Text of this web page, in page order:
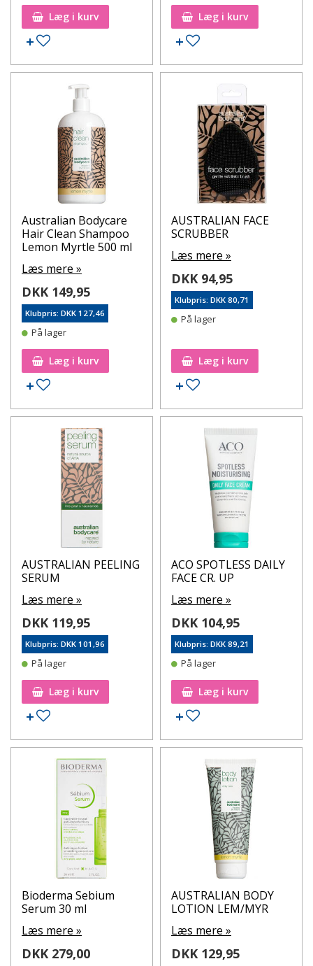
Læg i kurv
Tilføj til ønskeseddel
Læg i kurv
Tilføj til ønskeseddel
Australian Bodycare
Hair Clean Shampoo
Lemon Myrtle 500 ml
Læs mere »
DKK 149,95
Klubpris: DKK 127,46
På lager
Læg i kurv
Tilføj til ønskeseddel
AUSTRALIAN FACE
SCRUBBER
Læs mere »
DKK 94,95
Klubpris: DKK 80,71
På lager
Læg i kurv
Tilføj til ønskeseddel
AUSTRALIAN PEELING
SERUM
Læs mere »
DKK 119,95
Klubpris: DKK 101,96
På lager
Læg i kurv
Tilføj til ønskeseddel
ACO SPOTLESS DAILY
FACE CR. UP
Læs mere »
DKK 104,95
Klubpris: DKK 89,21
På lager
Læg i kurv
Tilføj til ønskeseddel
Bioderma Sebium
Serum 30 ml
Læs mere »
DKK 279,00
AUSTRALIAN BODY
LOTION LEM/MYR
Læs mere »
DKK 129,95